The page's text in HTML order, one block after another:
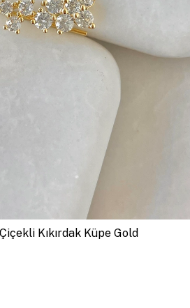
Kıkırdak Küpe Gold